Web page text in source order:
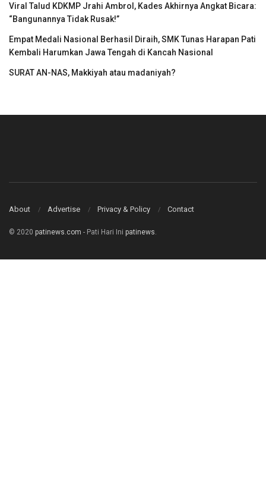
Viral Talud KDKMP Jrahi Ambrol, Kades Akhirnya Angkat Bicara:
“Bangunannya Tidak Rusak!”
Empat Medali Nasional Berhasil Diraih, SMK Tunas Harapan Pati
Kembali Harumkan Jawa Tengah di Kancah Nasional
SURAT AN-NAS, Makkiyah atau madaniyah?
About Advertise Privacy & Policy Contact
© 2020 patinews.com - Pati Hari Ini patinews.